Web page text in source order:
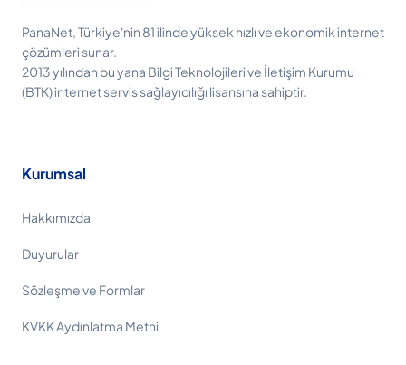
PanaNet, Türkiye'nin 81 ilinde yüksek hızlı ve ekonomik internet
çözümleri sunar.
2013 yılından bu yana Bilgi Teknolojileri ve İletişim Kurumu
(BTK) internet servis sağlayıcılığı lisansına sahiptir.
Kurumsal
Hakkımızda
Duyurular
Sözleşme ve Formlar
KVKK Aydınlatma Metni